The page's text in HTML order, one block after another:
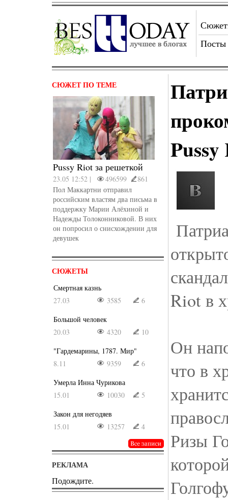
Посты
СЮЖЕТ ПО ТЕМЕ
Pussy Riot за решеткой
23.05 12:52 | 496599
861
Пол Маккартни отправил
российским властям два письма в
поддержку Марии Алёхиной и
Надежды Толоконниковой. В них
он попросил о снисхождении для
девушек
СЮЖЕТЫ
Смертная казнь
27.03
3585
6
Большой человек
20.03
4320
10
"Гардемарины, 1787. Мир"
8.11
9359
6
Умерла Инна Чурикова
15.01
10030
5
Закон для негодяев
15.01
13257 4
РЕКЛАМА
Подождите.
Riot в
Он
что в
Ризы